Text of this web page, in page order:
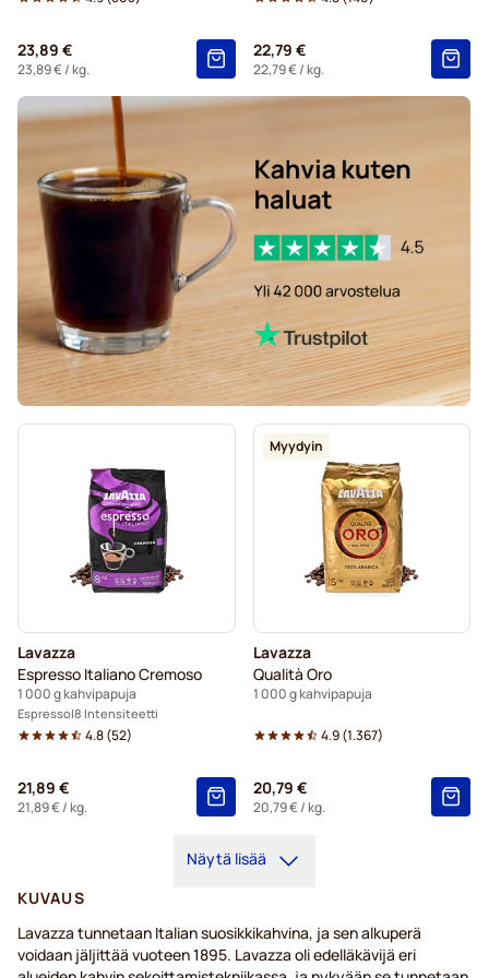
23,89 €
23,89 €/ kg.
22,79 €
22,79 €/ kg.
Lavazza
Espresso Italiano Cremoso
1 000 g kahvipapuja
Espresso 8 Intensiteetti
4.8(52)
21,89 €
21,89 €/ kg.
Myydyin
Lavazza
Qualità Oro
1 000 g kahvipapuja
4.9(1.367)
20,79 €
20,79 €/ kg.
Näytä lisää
KUVAUS
Lavazza tunnetaan Italian suosikkikahvina, ja sen alkuperä
voidaan jäljittää vuoteen 1895. Lavazza oli edelläkävijä eri